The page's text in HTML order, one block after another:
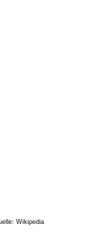
Wikipedia